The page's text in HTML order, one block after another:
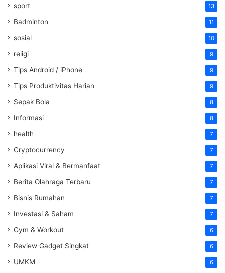
sport 13
Badminton 11
sosial 10
religi 9
Tips Android / iPhone 9
Tips Produktivitas Harian 9
Sepak Bola 8
Informasi 8
health 7
Cryptocurrency 7
Aplikasi Viral & Bermanfaat 7
Berita Olahraga Terbaru 7
Bisnis Rumahan 7
Investasi & Saham 7
Gym & Workout 6
Review Gadget Singkat 6
UMKM 6